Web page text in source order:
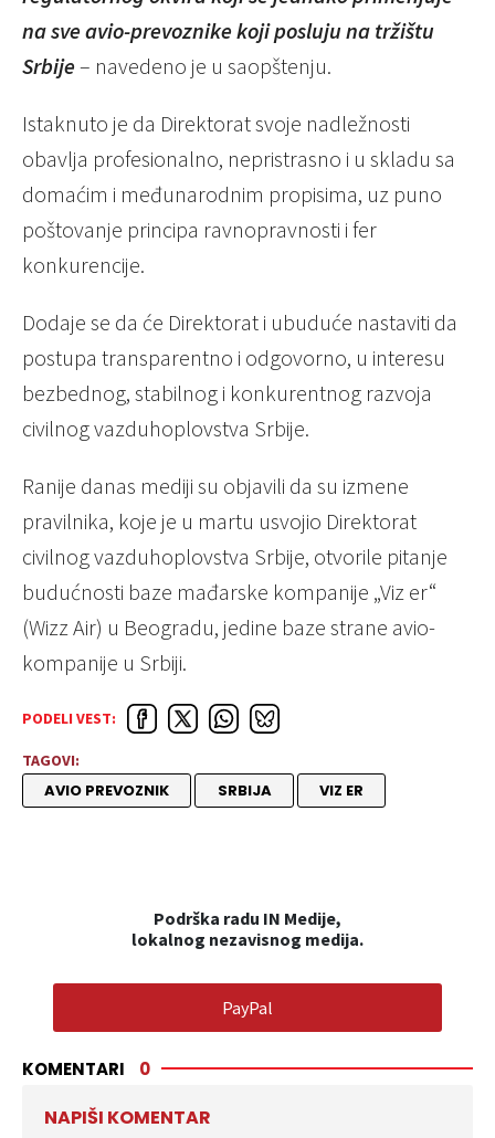
na sve avio-prevoznike koji posluju na tržištu
Srbije– navedeno je u saopštenju.
Istaknuto je da Direktorat svoje nadležnosti
obavlja profesionalno, nepristrasno i u skladu sa
domaćim i međunarodnim propisima, uz puno
poštovanje principa ravnopravnosti i fer
konkurencije.
Dodaje se da će Direktorat i ubuduće nastaviti da
postupa transparentno i odgovorno, u interesu
bezbednog, stabilnog i konkurentnog razvoja
civilnog vazduhoplovstva Srbije.
Ranije danas mediji su objavili da su izmene
pravilnika, koje je u martu usvojio Direktorat
civilnog vazduhoplovstva Srbije, otvorile pitanje
budućnosti baze mađarske kompanije „Viz er“
(Wizz Air) u Beogradu, jedine baze strane avio-
kompanije u Srbiji.
PODELI VEST:
TAGOVI:
AVIO PREVOZNIK SRBIJA VIZ ER
Podrška radu IN Medije,
lokalnog nezavisnog medija.
PayPal
KOMENTARI 0
NAPIŠI KOMENTAR